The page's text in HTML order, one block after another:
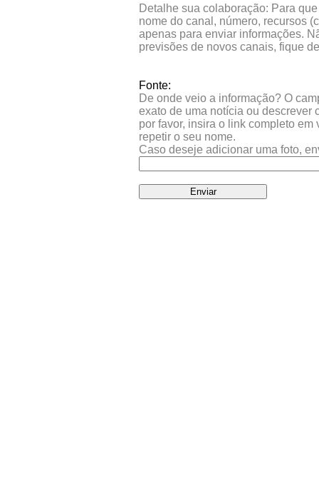
Detalhe sua colaboração: Para
nome do canal, número, recursos
apenas para enviar informações.
previsões de novos canais, fique
Fonte:
De onde veio a informação? O
exato de uma notícia ou descrever
por favor, insira o link completo
repetir o seu nome.
Caso deseje adicionar uma foto,